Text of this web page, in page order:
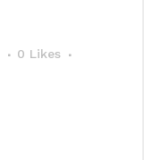
0 Likes